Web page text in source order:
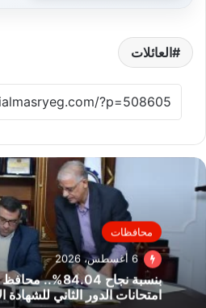
العائلات
محافظات
6 أغسطس، 2026
بنسبة نجاح
امتحانات الدور الثاني للشهادة